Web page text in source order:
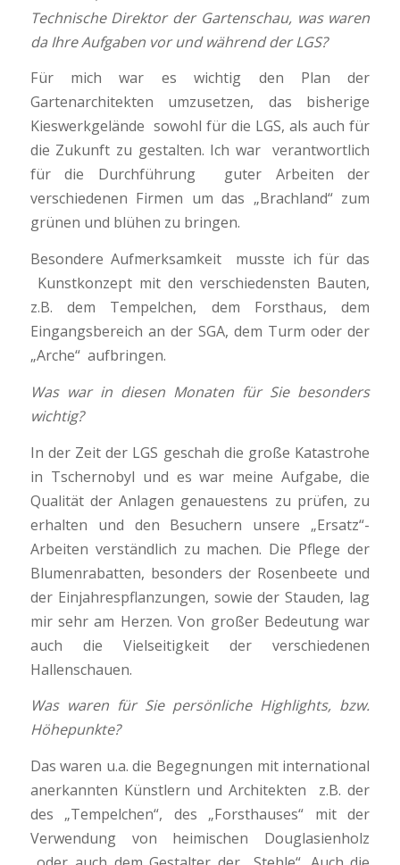
Technische Direktor der Gartenschau, was waren
da Ihre Aufgaben vor und während der LGS?
Für mich war es wichtig den Plan der
Gartenarchitekten umzusetzen, das bisherige
Kieswerkgelände sowohl für die LGS, als auch für
die Zukunft zu gestalten. Ich war verantwortlich
für die Durchführung guter Arbeiten der
verschiedenen Firmen um das „Brachland“ zum
grünen und blühen zu bringen.
Besondere Aufmerksamkeit musste ich für das
Kunstkonzept mit den verschiedensten Bauten,
z.B. dem Tempelchen, dem Forsthaus, dem
Eingangsbereich an der SGA, dem Turm oder der
„Arche“ aufbringen.
Was war in diesen Monaten für Sie besonders
wichtig?
In der Zeit der LGS geschah die große Katastrohe
in Tschernobyl und es war meine Aufgabe, die
Qualität der Anlagen genauestens zu prüfen, zu
erhalten und den Besuchern unsere „Ersatz“-
Arbeiten verständlich zu machen. Die Pflege der
Blumenrabatten, besonders der Rosenbeete und
der Einjahrespflanzungen, sowie der Stauden, lag
mir sehr am Herzen. Von großer Bedeutung war
auch die Vielseitigkeit der verschiedenen
Hallenschauen.
Was waren für Sie persönliche Highlights, bzw.
Höhepunkte?
Das waren u.a. die Begegnungen mit international
anerkannten Künstlern und Architekten z.B. der
des „Tempelchen“, des „Forsthauses“ mit der
Verwendung von heimischen Douglasienholz